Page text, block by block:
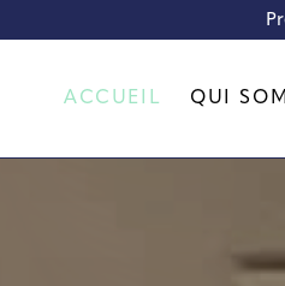
ACCUEIL QUI